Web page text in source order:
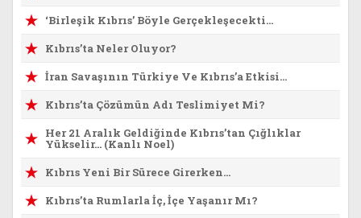
‘Birleşik Kıbrıs’ Böyle Gerçekleşecekti…
Kıbrıs’ta Neler Oluyor?
İran Savaşının Türkiye Ve Kıbrıs’a Etkisi…
Kıbrıs’ta Çözümün Adı Teslimiyet Mi?
Her 21 Aralık Geldiğinde Kıbrıs’tan Çığlıklar
Yükselir… (Kanlı Noel)
Kıbrıs Yeni Bir Sürece Girerken…
Kıbrıs’ta Rumlarla İç, İçe Yaşanır Mı?